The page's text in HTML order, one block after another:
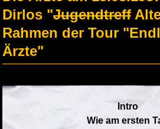
Dirlos "Jugendtreff
Rahmen der Tour
Ärzte"
Intro
Wie am ersten